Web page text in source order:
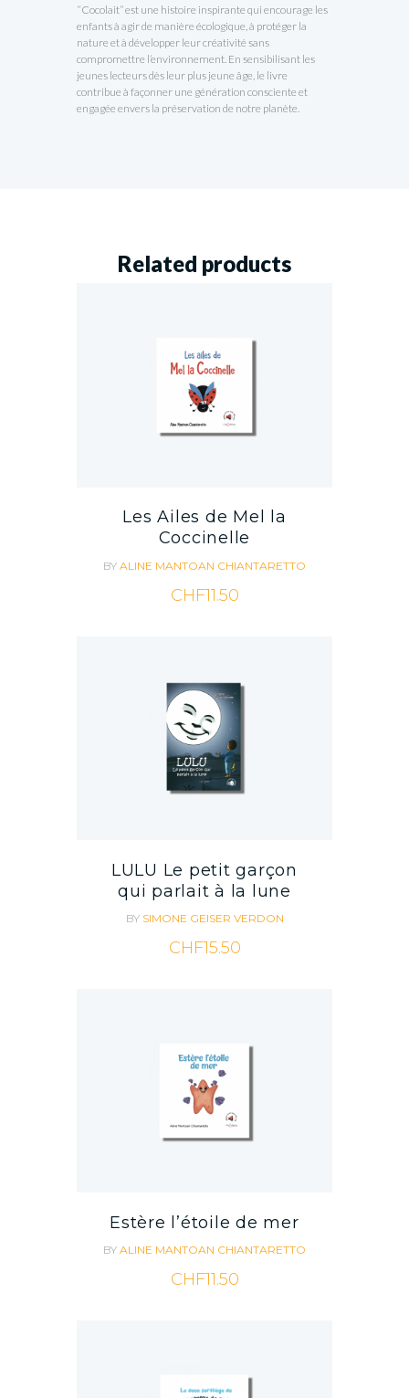
“Cocolait” est une histoire inspirante qui encourage les
enfants à agir de manière écologique, à protéger la
nature et à développer leur créativité sans
compromettre l’environnement. En sensibilisant les
jeunes lecteurs dès leur plus jeune âge, le livre
contribue à façonner une génération consciente et
engagée envers la préservation de notre planète.
Related products
Les Ailes de Mel la
Coccinelle
BY ALINE MANTOAN CHIANTARETTO
CHF11.50
LULU Le petit garçon
qui parlait à la lune
BY SIMONE GEISER VERDON
CHF15.50
Estère l’étoile de mer
BY ALINE MANTOAN CHIANTARETTO
CHF11.50